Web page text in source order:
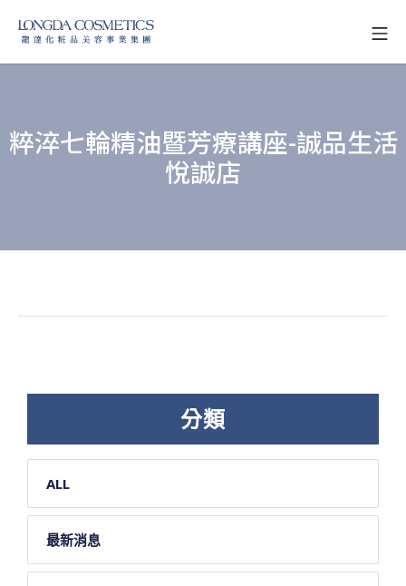
content
龍達化粧品美容事業
粹淬七輪精油暨芳療講座-誠品生活
悅誠店
分類
ALL
最新消息